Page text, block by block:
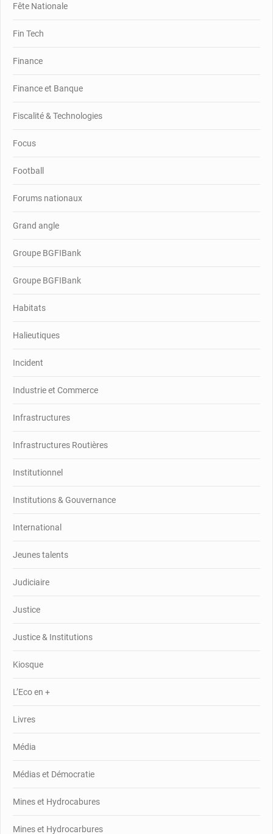
Fête Nationale
Fin Tech
Finance
Finance et Banque
Fiscalité & Technologies
Focus
Football
Forums nationaux
Grand angle
Groupe BGFIBank
Groupe BGFIBank
Habitats
Halieutiques
Incident
Industrie et Commerce
Infrastructures
Infrastructures Routières
Institutionnel
Institutions & Gouvernance
International
Jeunes talents
Judiciaire
Justice
Justice & Institutions
Kiosque
L’Eco en +
Livres
Média
Médias et Démocratie
Mines et Hydrocabures
Mines et Hydrocarbures